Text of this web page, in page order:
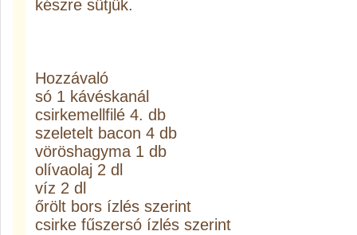
készre sütjük.
Hozzávaló
só 1 kávéskanál
csirkemellfilé 4. db
szeletelt bacon 4 db
vöröshagyma 1 db
olívaolaj 2 dl
víz 2 dl
őrölt bors ízlés szerint
csirke fűszersó ízlés szerint